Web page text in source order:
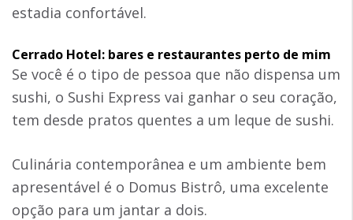
estadia confortável.
Cerrado Hotel: bares e restaurantes perto de mim
Se você é o tipo de pessoa que não dispensa um
sushi, o Sushi Express vai ganhar o seu coração,
tem desde pratos quentes a um leque de sushi.
Culinária contemporânea e um ambiente bem
apresentável é o Domus Bistrô, uma excelente
opção para um jantar a dois.